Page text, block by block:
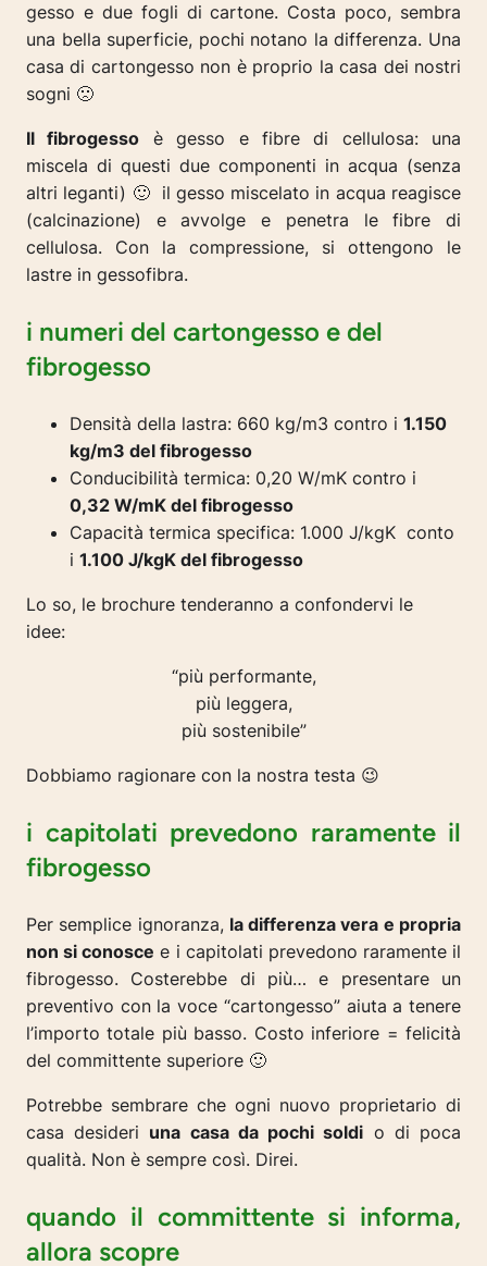
gesso e due fogli di cartone. Costa poco, sembra
una bella superficie, pochi notano la differenza. Una
casa di cartongesso non è proprio la casa dei nostri
sogni 🙁
Il fibrogesso è gesso e fibre di cellulosa: una
miscela di questi due componenti in acqua (senza
altri leganti) 🙂 il gesso miscelato in acqua reagisce
(calcinazione) e avvolge e penetra le fibre di
cellulosa. Con la compressione, si ottengono le
lastre in gessofibra.
i numeri del cartongesso e del
fibrogesso
Densità della lastra: 660 kg/m3 contro i 1.150
kg/m3 del fibrogesso
Conducibilità termica: 0,20 W/mK contro i
0,32 W/mK del fibrogesso
Capacità termica specifica: 1.000 J/kgK conto
i 1.100 J/kgK del fibrogesso
Lo so, le brochure tenderanno a confondervi le
idee:
“più performante,
più leggera,
più sostenibile”
Dobbiamo ragionare con la nostra testa 😉
i capitolati prevedono raramente il
fibrogesso
Per semplice ignoranza, la differenza vera e propria
non si conosce e i capitolati prevedono raramente il
fibrogesso. Costerebbe di più… e presentare un
preventivo con la voce “cartongesso” aiuta a tenere
l’importo totale più basso. Costo inferiore = felicità
del committente superiore 🙂
Potrebbe sembrare che ogni nuovo proprietario di
casa desideri una casa da pochi soldi o di poca
qualità. Non è sempre così. Direi.
quando il committente si informa,
allora scopre